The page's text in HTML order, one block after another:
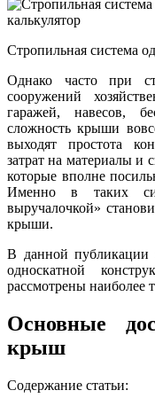
Стропильная система
Однако часто при
сооружений
гаражей, навесов,
сложность крыши
выходят простота
затрат на материалы и
которые вполне
Именно в таких
выручалочкой»
крыши.
В данной публикации
односкатной
рассмотрены наиболее
Основные
крыш
Содержание статьи: